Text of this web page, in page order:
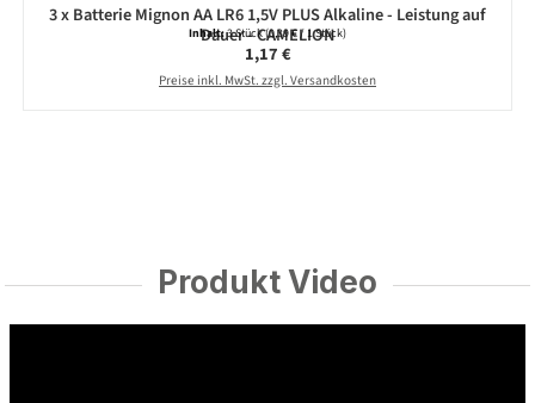
3 x Batterie Mignon AA LR6 1,5V PLUS Alkaline - Leistung auf
Dauer - CAMELION
Inhalt:3 Stück(0,39 € / 1 Stück)
Regulärer Preis:
1,17 €
Preise inkl. MwSt. zzgl. Versandkosten
Produkt Video